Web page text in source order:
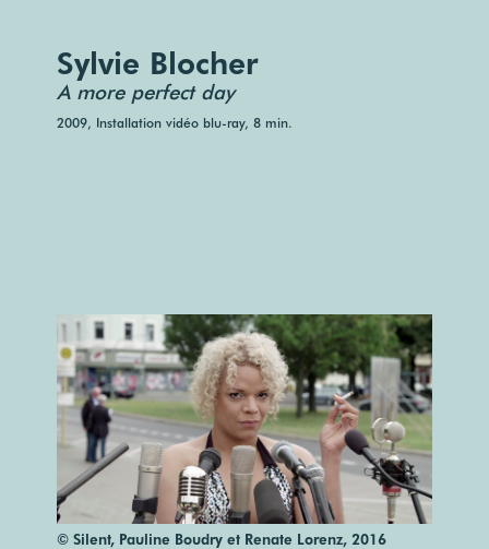
Sylvie Blocher
A more perfect day
2009, Installation vidéo blu-ray, 8 min.
© Silent, Pauline Boudry et Renate Lorenz, 2016